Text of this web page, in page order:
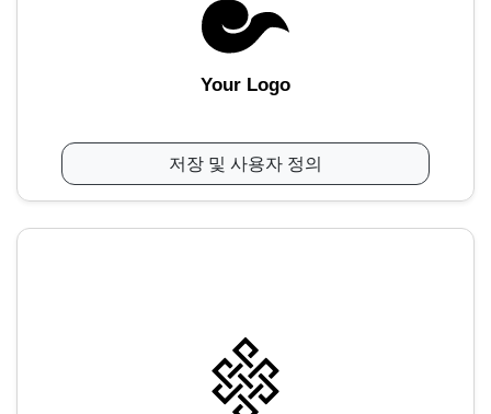
Your Logo
저장 및 사용자 정의